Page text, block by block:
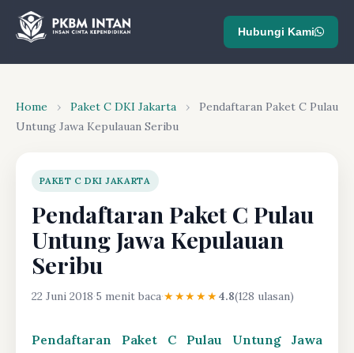
Hubungi Kami
Home › Paket C DKI Jakarta ›
Pendaftaran Paket C Pulau
Untung Jawa Kepulauan Seribu
PAKET C DKI JAKARTA
Pendaftaran Paket C Pulau
Untung Jawa Kepulauan
Seribu
22 Juni 2018·5 menit baca·★★★★★4.8(128 ulasan)
Pendaftaran Paket C Pulau Untung Jawa